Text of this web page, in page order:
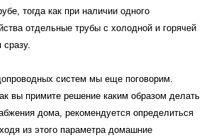
тогда как при наличии одного
отдельные трубы с холодной и горячей
систем мы еще поговорим.
вы примите решение каким образом делать
дома, рекомендуется определиться
из этого параметра домашние